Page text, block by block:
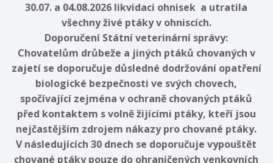
30.07. a 04.08.2026 likvidaci ohnisek a utratila
všechny živé ptáky v ohniscích.
Doporučení Státní veterinární správy:
Chovatelům drůbeže a jiných ptáků chovaných v
zajetí se doporučuje důsledné dodržování opatření
biologické bezpečnosti ve svých chovech,
spočívající zejména v ochraně chovaných ptáků
před kontaktem s volně žijícími ptáky, kteří jsou
nejčastějším zdrojem nákazy pro chované ptáky.
V následujících 30 dnech se doporučuje vypouštět
chované ptáky pouze do ohraničených venkovních